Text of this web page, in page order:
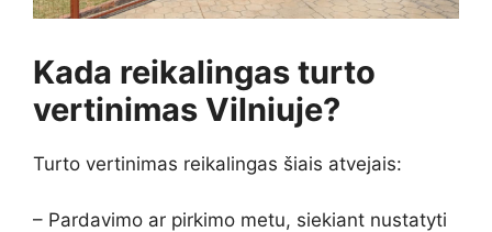
Kada reikalingas turto
vertinimas Vilniuje?
Turto vertinimas reikalingas šiais atvejais:
– Pardavimo ar pirkimo metu, siekiant nustatyti